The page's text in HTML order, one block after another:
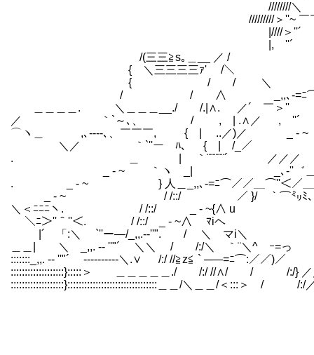
////////
/////////＞''~ ￣￣￣｀`
|////＞
|, ''´
/(三三≧s｡＿
{ ＼三三三
{ / /
/ / ∧ _,,､-=ﾆ⌒￣￣￣￣
＿＿＿＿. ＼＿＿＿__./ /
／ ｀`～､、 / , | .∧／
⌒ヽ＿ ,､-‐‐-､、￣￣￣, {
＼／ ｀`''ー ﾊ､ {
. ＿ | ｀¨¨¨¨¨´ ／／／
_ - ~ ｀ヽ _| _､-''゛
. _ - ~ } 人＿_,,､-=ﾆ⌒／／＿⌒''＜／＿
_ - ~ / /::/ ／ }/ ｀⌒㍉ﾐ、`ヽ
＼＜ﾆﾆﾆヽ. / /::/ _ - ~{∧ u ,
＼ﾆ＞''＾''＜. / /::/ _ - ~∧ ﾏiヘ
|´ 「:＼ `''ー―/_,,.-‐''". / ＼ マi＼
＿＿| ＼ _,,. -‐ ''"´ ＼＼ / /:/＼ ｀¨＼^ ｰ=
:::::::_,,. -‐ ''"´ ----------＼.∨ /:/ //≧z≦ ` ─―=ﾆ⌒:／／)／
:::::::::::::::::::}:::::＞ ＿＿＿＿＿./ /:/ //∧/ / /:/} ／
:::::::::::::::::::}::::::::::::::::::::::::::::::::＿＿/＼＿＿/＜:::＞ / /